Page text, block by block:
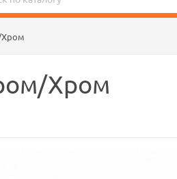
Хром
Хром